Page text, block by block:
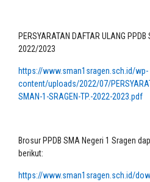
PERSYARATAN DAFTAR ULANG PPDB
2022/2023
https://www.sman1sragen.sch.id/wp-
content/uploads/2022/07/
SMAN-1-SRAGEN-TP.-2022-2023.pdf
Brosur PPDB SMA Negeri 1 Sragen
berikut:
https://www.sman1sragen.sch.id/